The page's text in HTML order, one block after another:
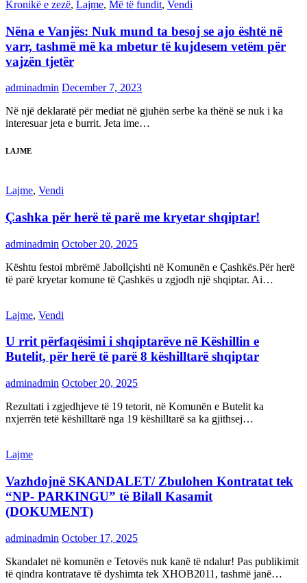
Kronikë e zezë, Lajme, Më të fundit, Vendi
Nëna e Vanjës: Nuk mund ta besoj se ajo është në
varr, tashmë më ka mbetur të kujdesem vetëm për
vajzën tjetër
adminadmin December 7, 2023
Në një deklaratë për mediat në gjuhën serbe ka thënë se nuk i ka
interesuar jeta e burrit. Jeta ime…
LAJME
Lajme, Vendi
Çashka për herë të parë me kryetar shqiptar!
adminadmin October 20, 2025
Kështu festoi mbrëmë Jabollçishti në Komunën e Çashkës.Për herë
të parë kryetar komune të Çashkës u zgjodh një shqiptar. Ai…
Lajme, Vendi
U rrit përfaqësimi i shqiptarëve në Këshillin e
Butelit, për herë të parë 8 këshilltarë shqiptar
adminadmin October 20, 2025
Rezultati i zgjedhjeve të 19 tetorit, në Komunën e Butelit ka
nxjerrën tetë këshilltarë nga 19 këshilltarë sa ka gjithsej…
Lajme
Vazhdojnë SKANDALET/ Zbulohen Kontratat tek
“NP- PARKINGU” të Bilall Kasamit
(DOKUMENT)
adminadmin October 17, 2025
Skandalet në komunën e Tetovës nuk kanë të ndalur! Pas publikimit
të qindra kontratave të dyshimta tek XHOB2011, tashmë janë…